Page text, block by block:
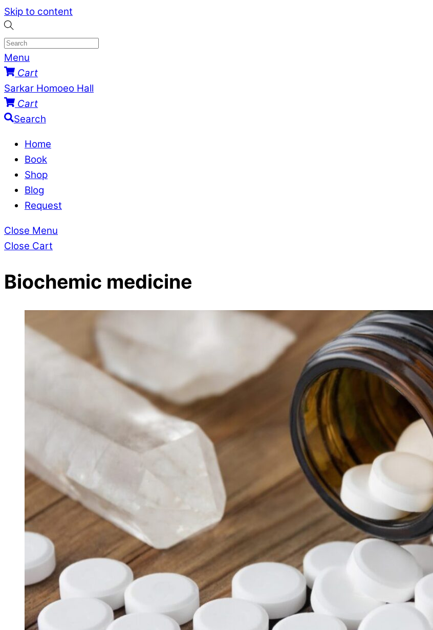
Skip to content
Menu
Cart
Sarkar Homoeo Hall
Cart
Search
Home
Book
Shop
Blog
Request
Close Menu
Close Cart
Biochemic medicine